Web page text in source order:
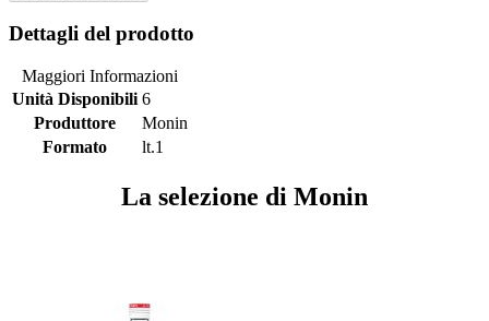
Dettagli del prodotto
Maggiori Informazioni
Unità Disponibili 6
Produttore
Monin
Formato
lt.1
La selezione di Monin